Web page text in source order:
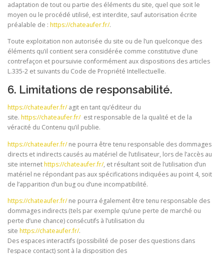
adaptation de tout ou partie des éléments du site, quel que soit le
moyen ou le procédé utilisé, est interdite, sauf autorisation écrite
préalable de : https://chateaufer.fr/.
Toute exploitation non autorisée du site ou de l’un quelconque des
éléments qu’il contient sera considérée comme constitutive d’une
contrefaçon et poursuivie conformément aux dispositions des articles
L.335-2 et suivants du Code de Propriété Intellectuelle.
6. Limitations de responsabilité.
https://chateaufer.fr/agit en tant qu’éditeur du
site. https://chateaufer.fr/est responsable de la qualité et de la
véracité du Contenu qu’il publie.
https://chateaufer.fr/ne pourra être tenu responsable des dommages
directs et indirects causés au matériel de l’utilisateur, lors de l’accès au
site internethttps://chateaufer.fr/, et résultant soit de l’utilisation d’un
matériel ne répondant pas aux spécifications indiquées au point 4, soit
de l’apparition d’un bug ou d’une incompatibilité.
https://chateaufer.fr/ne pourra également être tenu responsable des
dommages indirects (tels par exemple qu’une perte de marché ou
perte d’une chance) consécutifs à l’utilisation du
site https://chateaufer.fr/.
Des espaces interactifs (possibilité de poser des questions dans
l’espace contact) sont à la disposition des